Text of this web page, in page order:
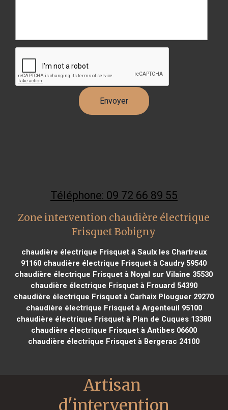
Téléphone: 09 72 66 89 55
Zone intervention chaudière électrique
Frisquet Bobigny
chaudière électrique Frisquet à Saulx les Chartreux
91160 chaudière électrique Frisquet à Caudry 59540
chaudière électrique Frisquet à Noyal sur Vilaine 35530
chaudière électrique Frisquet à Frouard 54390
chaudière électrique Frisquet à Carhaix Plouguer 29270
chaudière électrique Frisquet à Argenteuil 95100
chaudière électrique Frisquet à Plan de Cuques 13380
chaudière électrique Frisquet à Antibes 06600
chaudière électrique Frisquet à Bergerac 24100
Artisan
d'intervention